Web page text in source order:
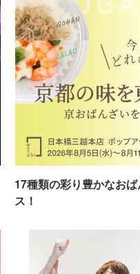
17種類の彩り豊かなお
ス！